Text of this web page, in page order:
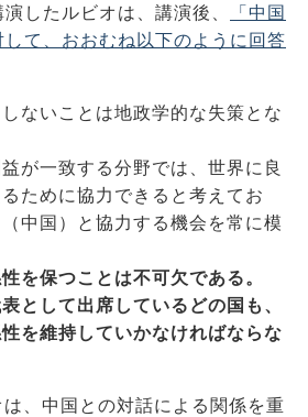
したルビオは、講演後、
「中国
て、おおむね以下のように回答
ないことは地政学的な失策とな
が一致する分野では、世界に良
ために協力できると考えてお
中国）と協力する機会を常に模
を保つことは不可欠である。
として出席しているどの国も、
を維持していかなければならな
、中国との対話による関係を重